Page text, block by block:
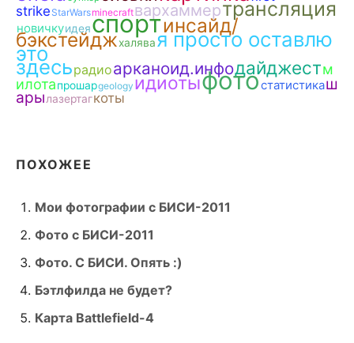
strike StarWarsminecraftвархаммертрансляция
новичкуидеяспортинсайд/
бэкстейджхалявая просто оставлю
это
здесьрадиоарканоид.инфодайджестм
илотапрошарgeology идиотыфотостатистикаш
арылазертагкоты
ПОХОЖЕЕ
Мои фотографии с БИСИ-2011
Фото с БИСИ-2011
Фото. С БИСИ. Опять :)
Бэтлфилда не будет?
Карта Battlefield-4